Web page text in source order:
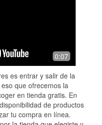
0:07
es entrar y salir de la
que ofrecemos la
en tienda gratis. En
de productos
tu compra en línea.